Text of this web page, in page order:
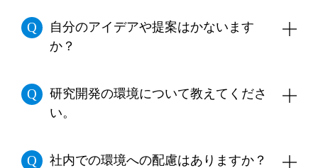
間の技術研修を行います。
配属後は、OJT（オン・ザ・ジョブ・トレー
ニング）という形で、先輩社員や上司の指導
ていくことになります。
進捗状況を確認し、期の終わりには自身の立
てた目標について総括する機会が設定されて
当社はプライム市場上場企業ですが、比較的
少人数で仕事をしております。そのため若手
自分のアイデアや提案はかないます
か？
当社は、若いうちから責任ある仕事をどんど
ん任せていきます。上司とも距離は近いの
研究開発の環境について教えてくださ
い。
尼崎本社の研究部と、播磨工場（兵庫県高砂
社内での環境への配慮はありますか？